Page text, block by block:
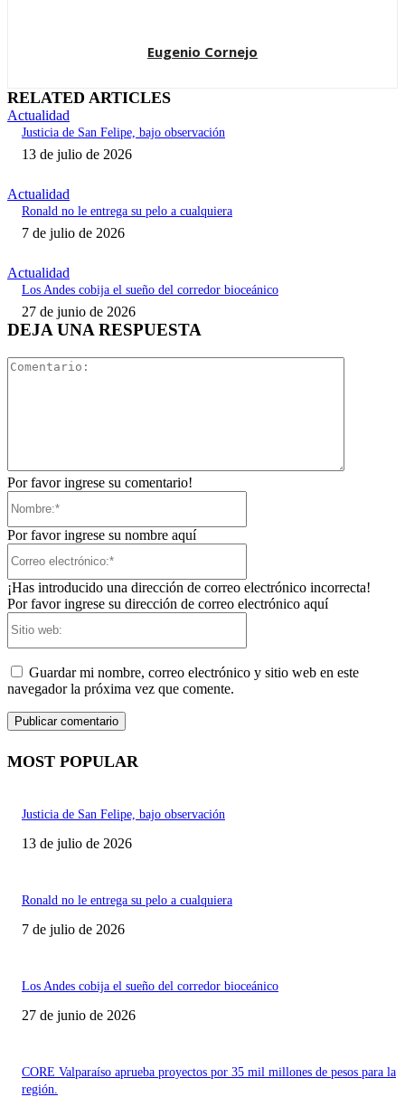
Eugenio Cornejo
RELATED ARTICLES
Actualidad
Justicia de San Felipe, bajo observación
13 de julio de 2026
Actualidad
Ronald no le entrega su pelo a cualquiera
7 de julio de 2026
Actualidad
Los Andes cobija el sueño del corredor bioceánico
27 de junio de 2026
DEJA UNA RESPUESTA
Por favor ingrese su comentario!
Por favor ingrese su nombre aquí
¡Has introducido una dirección de correo electrónico incorrecta!
Por favor ingrese su dirección de correo electrónico aquí
Guardar mi nombre, correo electrónico y sitio web en este
navegador la próxima vez que comente.
MOST POPULAR
Justicia de San Felipe, bajo observación
13 de julio de 2026
Ronald no le entrega su pelo a cualquiera
7 de julio de 2026
Los Andes cobija el sueño del corredor bioceánico
27 de junio de 2026
CORE Valparaíso aprueba proyectos por 35 mil millones de pesos para la
región.